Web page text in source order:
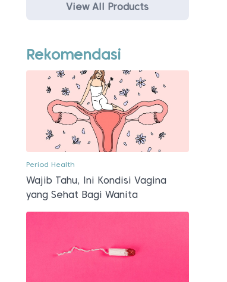
View All Products
Rekomendasi
Period Health
Wajib Tahu, Ini Kondisi Vagina
yang Sehat Bagi Wanita